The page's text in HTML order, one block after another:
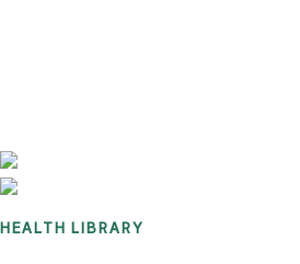
HEALTH LIBRARY